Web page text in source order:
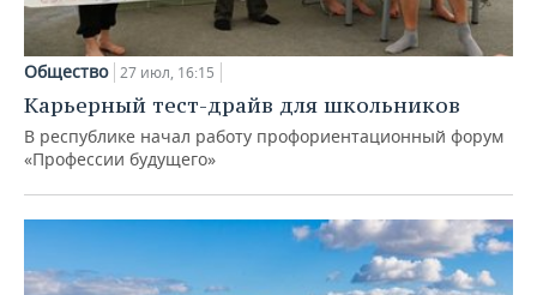
Общество 27 июл, 16:15
Карьерный тест-драйв для школьников
В республике начал работу профориентационный форум
«Профессии будущего»